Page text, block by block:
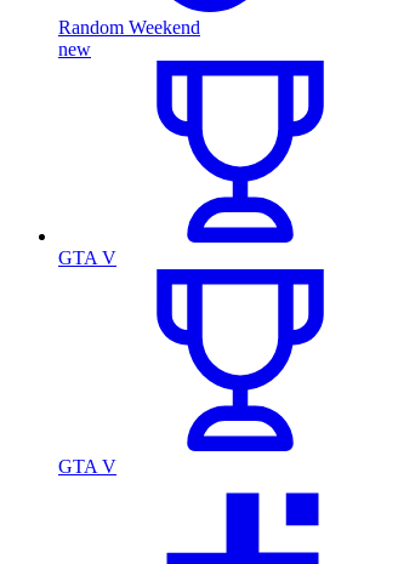
Random Weekend
new
GTA V
GTA V